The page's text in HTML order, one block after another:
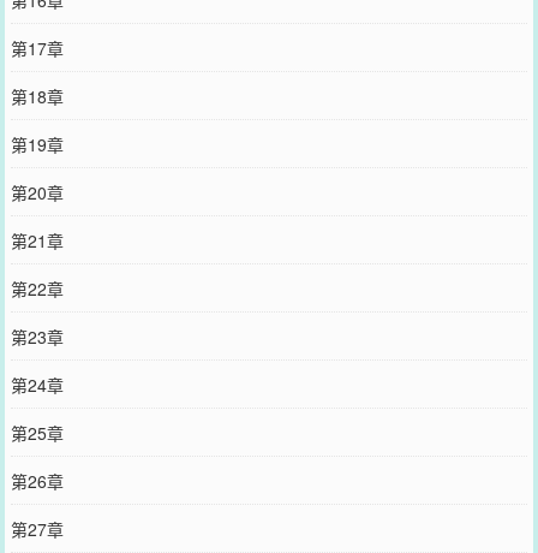
第17章
第18章
第19章
第20章
第21章
第22章
第23章
第24章
第25章
第26章
第27章